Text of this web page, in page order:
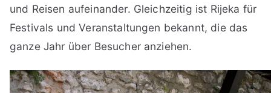
und Reisen aufeinander. Gleichzeitig ist Rijeka für
Festivals und Veranstaltungen bekannt, die das
ganze Jahr über Besucher anziehen.